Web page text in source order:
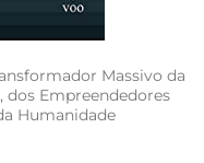
Massivo da
dos Empreendedores
Humanidade